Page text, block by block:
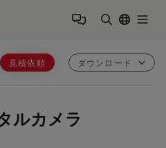
見積依頼 ダウンロード
ルカメラ